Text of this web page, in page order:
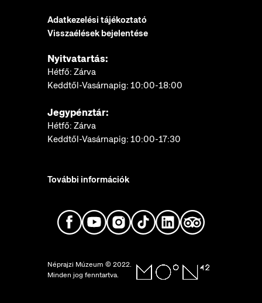
Adatkezelési tájékoztató
Visszaélések bejelentése
Nyitvatartás:
Hétfő: Zárva
Keddtől-Vasárnapig: 10:00-18:00
Jegypénztár:
Hétfő: Zárva
Keddtől-Vasárnapig: 10:00-17:30
További információk
Néprajzi Múzeum © 2022.
Minden jog fenntartva.